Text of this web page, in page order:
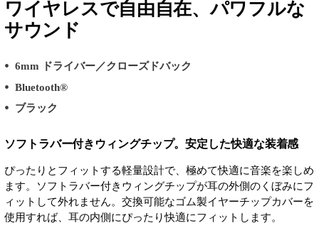
ワイヤレスで自由自在、パワフルな
サウンド
6mm ドライバー／クローズドバック
Bluetooth®
ブラック
ソフトラバー付きウィングチップ。安定した快適な装着感
ぴったりとフィットする軽量設計で、極めて快適に音楽を楽しめ
ます。ソフトラバー付きウィングチップが耳の外側のくぼみにフ
ィットして外れません。交換可能なゴム製イヤーチップカバーを
使用すれば、耳の内側にぴったり快適にフィットします。